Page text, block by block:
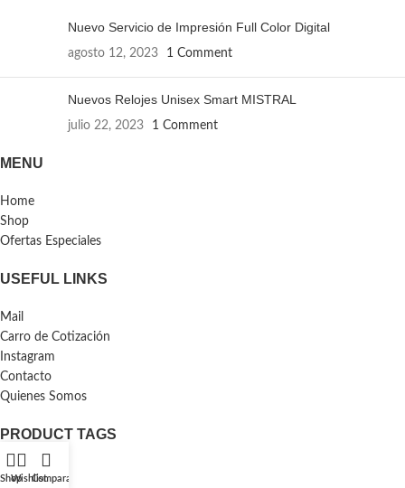
Nuevo Servicio de Impresión Full Color Digital
agosto 12, 2023 1 Comment
Nuevos Relojes Unisex Smart MISTRAL
julio 22, 2023 1 Comment
MENU
Home
Shop
Ofertas Especiales
USEFUL LINKS
Mail
Carro de Cotización
Instagram
Contacto
Quienes Somos
PRODUCT TAGS
Auriculares
ShopWishlistComparar